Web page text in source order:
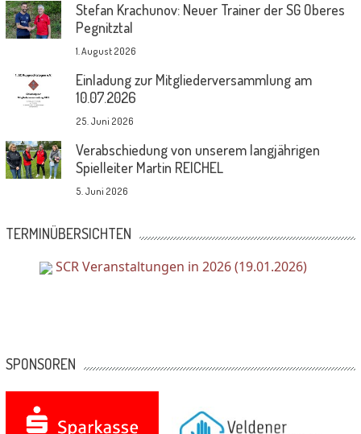
Stefan Krachunov: Neuer Trainer der SG Oberes
Pegnitztal
1. August 2026
Einladung zur Mitgliederversammlung am
10.07.2026
25. Juni 2026
Verabschiedung von unserem langjährigen
Spielleiter Martin REICHEL
5. Juni 2026
TERMINÜBERSICHTEN
SCR Veranstaltungen in 2026 (19.01.2026)
SPONSOREN